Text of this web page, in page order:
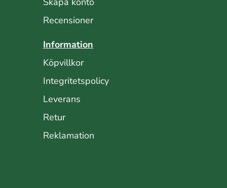
Recensioner
Information
Köpvillkor
Integritetspolicy
Leverans
Retur
Reklamation